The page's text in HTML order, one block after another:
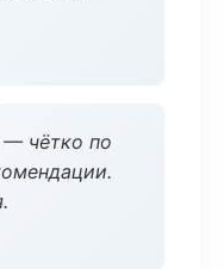
чётко по